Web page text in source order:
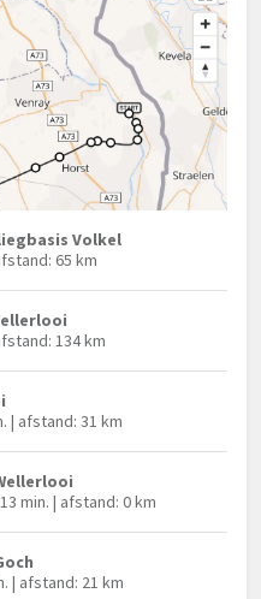
Volkel
65 km
134 km
| afstand: 31 km
min. | afstand: 0 km
| afstand: 21 km